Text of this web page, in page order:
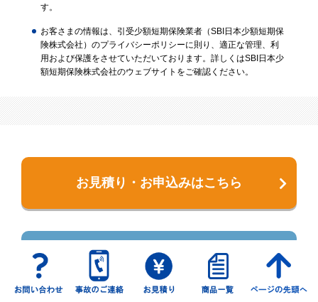
す。
お客さまの情報は、引受少額短期保険業者（SBI日本少額短期保
険株式会社）のプライバシーポリシーに則り、適正な管理、利
用および保護をさせていただいております。詳しくはSBI日本少
額短期保険株式会社のウェブサイトをご確認ください。
お見積り・お申込みはこちら
お問い合わせフォーム